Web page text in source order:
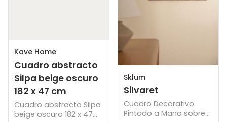
Kave Home
Cuadro abstracto
Silpa beige oscuro
182 x 47 cm
Cuadro abstracto Silpa
beige oscuro 182 x 47
Sklum
Silvaret
Cuadro Decorativo
Pintado a Mano sobre